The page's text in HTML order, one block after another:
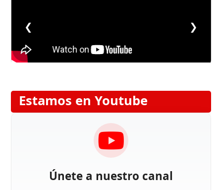
❮ ❯
Estamos en Youtube
Únete a nuestro canal